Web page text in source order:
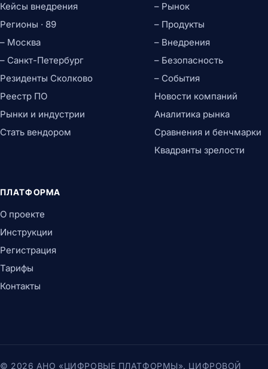
Кейсы внедрения
Регионы · 89
– Москва
– Санкт-Петербург
Резиденты Сколково
Реестр ПО
Рынки и индустрии
Стать вендором
– Рынок
– Продукты
– Внедрения
– Безопасность
– События
Новости компаний
Аналитика рынка
Сравнения и бенчмарки
Квадранты зрелости
ПЛАТФОРМА
О проекте
Инструкции
Регистрация
Тарифы
Контакты
© 2026 АНО «ЦИФРОВЫЕ ПЛАТФОРМЫ». ЦИФРОВОЙ